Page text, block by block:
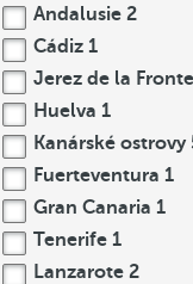
Andalusie 2
Cádiz 1
Jerez de la
Huelva 1
Kanárské ostrovy
Fuerteventura 1
Gran Canaria 1
Tenerife 1
Lanzarote 2